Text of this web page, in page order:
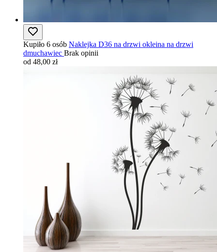
Kupiło 6 osób Naklejka D36 na drzwi okleina na drzwi
dmuchawiec Brak opinii
od 48,00 zł